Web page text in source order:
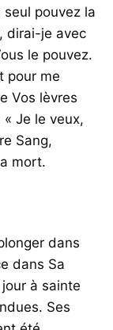
pouvez la
dirai-je avec
le pouvez.
pour me
Vos lèvres
Je le veux,
Sang,
mort.
dans
dans Sa
à sainte
Ses